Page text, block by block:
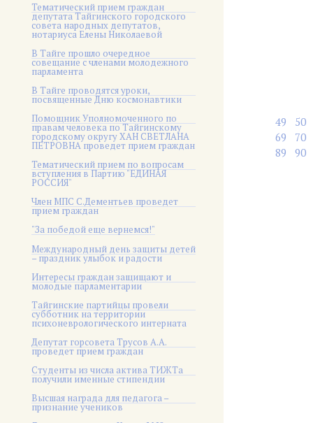
Тематический прием граждан
депутата Тайгинского городского
совета народных депутатов,
нотариуса Елены Николаевой
В Тайге прошло очередное
совещание с членами молодежного
парламента
В Тайге проводятся уроки,
посвященные Дню космонавтики
Помощник Уполномоченного по
правам человека по Тайгинскому
городскому округу ХАН СВЕТЛАНА
ПЕТРОВНА проведет прием граждан
Тематический прием по вопросам
вступления в Партию "ЕДИНАЯ
РОССИЯ"
Член МПС С.Дементьев проведет
прием граждан
"За победой еще вернемся!"
Международный день защиты детей
– праздник улыбок и радости
Интересы граждан защищают и
молодые парламентарии
Тайгинские партийцы провели
субботник на территории
психоневрологического интерната
Депутат горсовета Трусов А.А.
проведет прием граждан
Студенты из числа актива ТИЖТа
получили именные стипендии
Высшая награда для педагога –
признание учеников
49
50
69
70
89
90